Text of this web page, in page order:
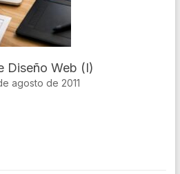
Diseño Web (I)
agosto de 2011